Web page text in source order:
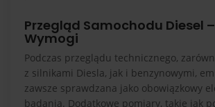
Przegląd Samochodu Diesel
Wymogi
Podczas przeglądu technicznego,
z silnikami Diesla, jak i benzynowymi,
zawsze sprawdzana jako obowiązkowy
badania. Dodatkowe pomiary, takie jak